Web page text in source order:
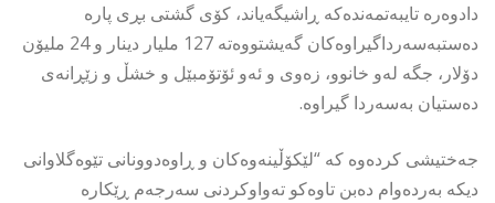
دادوەرە تایبەتمەندەکە ڕاشیگەیاند، کۆی گشتی بڕی پارە
دەستبەسەرداگیراوەکان گەیشتووەتە 127 ملیار دینار و 24 ملیۆن
دۆلار، جگە لەو خانوو، زەوی و ئەو ئۆتۆمبێل و خشڵ و زێڕانەی
دەستیان بەسەردا گیراوە.
جەختیشی کردەوە کە “لێکۆڵینەوەکان و ڕاوەدوونانی تێوەگلاوانی
دیکە بەردەوام دەبن تاوەکو تەواوکردنی سەرجەم ڕێکارە